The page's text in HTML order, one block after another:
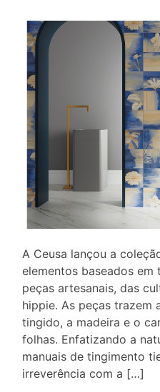
A Ceusa lançou a
elementos baseados em
peças artesanais, das
hippie. As peças trazem
tingido, a madeira e o
folhas. Enfatizando a
manuais de tingimento
irreverência com a […]